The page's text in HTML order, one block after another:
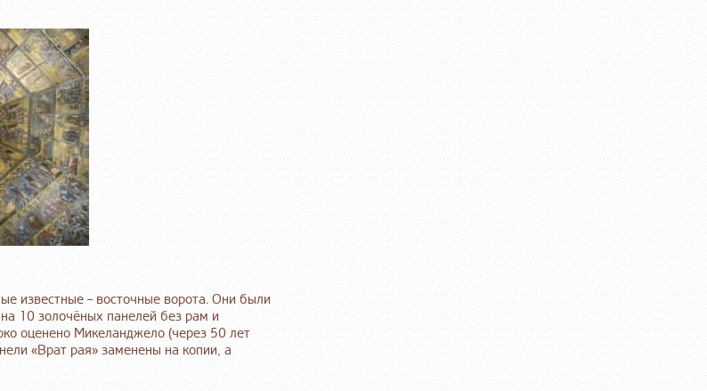
известные – восточные ворота. Они были
10 золочёных панелей без рам и
оценено Микеланджело (через 50 лет
«Врат рая» заменены на копии, а